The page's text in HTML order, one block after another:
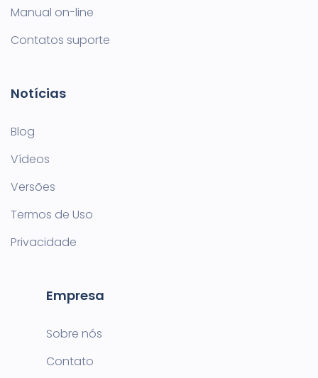
Manual on-line
Contatos suporte
Notícias
Blog
Vídeos
Versões
Termos de Uso
Privacidade
Empresa
Sobre nós
Contato